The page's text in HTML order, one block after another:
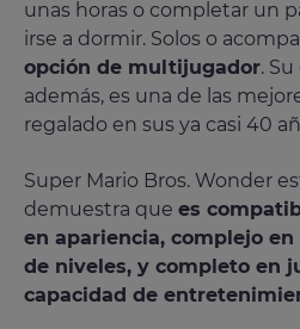
unas horas o completar un
irse a dormir. Solos o
opción de multijugador.
además, es una de las
regalado en sus ya casi 40
Super Mario Bros. Wonder
demuestra que es
en apariencia, complejo
de niveles, y completo en
capacidad de